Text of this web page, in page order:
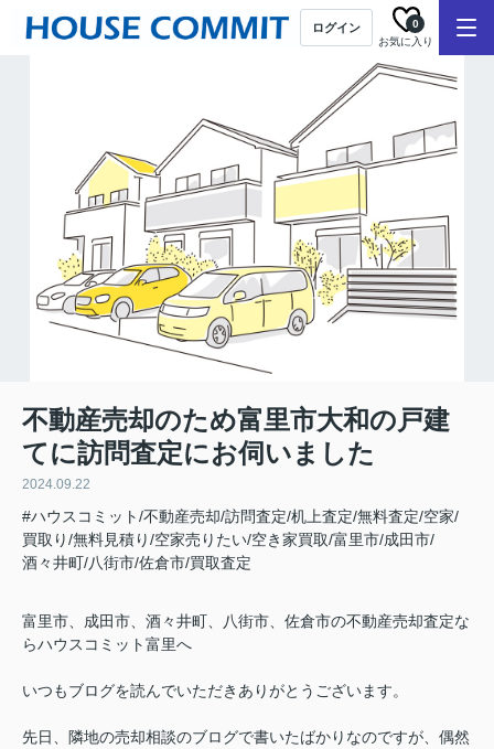
ログイン
お気に入り
0
不動産売却のため富里市大和の戸建
てに訪問査定にお伺いました
2024.09.22
#ハウスコミット/不動産売却/訪問査定/机上査定/無料査定/空家/
買取り/無料見積り/空家売りたい/空き家買取/富里市/成田市/
酒々井町/八街市/佐倉市/買取査定
富里市、成田市、酒々井町、八街市、佐倉市の不動産売却査定な
らハウスコミット富里へ
いつもブログを読んでいただきありがとうございます。
先日、隣地の売却相談のブログで書いたばかりなのですが、偶然